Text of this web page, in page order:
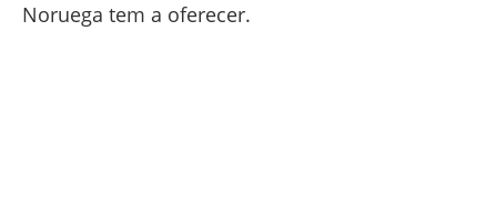
Noruega tem a oferecer.